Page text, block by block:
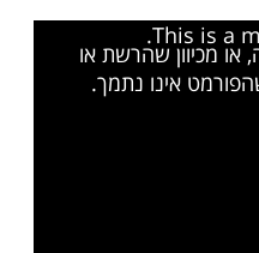
התחברו לכל